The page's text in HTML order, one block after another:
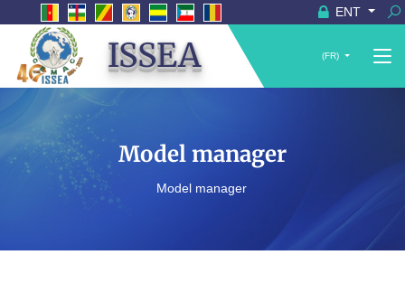
ENT
ISSEA (FR)
Model manager
Model manager